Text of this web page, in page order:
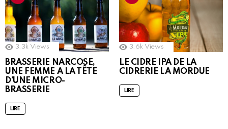
3.3k Views
BRASSERIE NARCOSE,
UNE FEMME A LA TÊTE
D’UNE MICRO-
BRASSERIE
LIRE
3.6k Views
LE CIDRE IPA DE LA
CIDRERIE LA MORDUE
LIRE